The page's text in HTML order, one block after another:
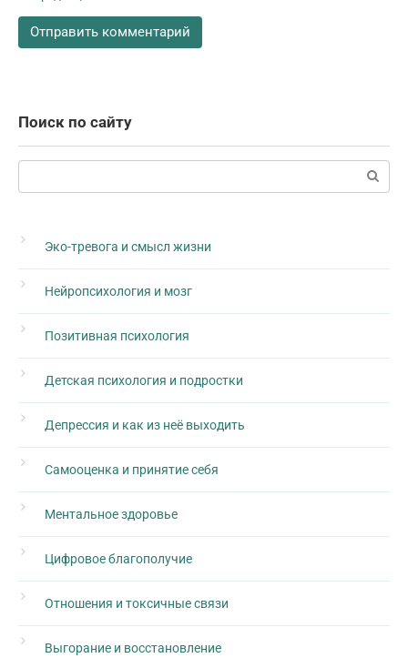
Поиск по сайту
Поиск:
Эко-тревога и смысл жизни
Нейропсихология и мозг
Позитивная психология
Детская психология и подростки
Депрессия и как из неё выходить
Самооценка и принятие себя
Ментальное здоровье
Цифровое благополучие
Отношения и токсичные связи
Выгорание и восстановление